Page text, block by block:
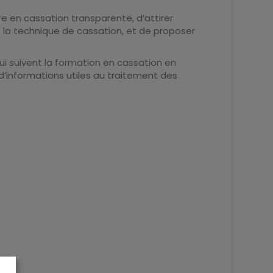
en cassation transparente, d’attirer
technique de cassation, et de proposer
suivent la formation en cassation en
utiles au traitement des